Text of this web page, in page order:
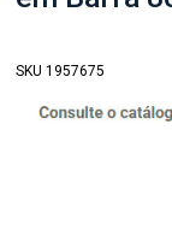
SKU 1957675